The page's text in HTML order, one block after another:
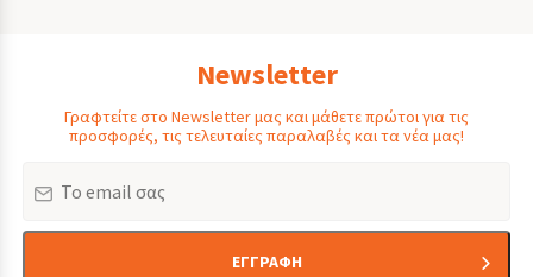
Newsletter
Γραφτείτε στο Newsletter μας και μάθετε πρώτοι για τις
προσφορές, τις τελευταίες παραλαβές και τα νέα μας!
ΕΓΓΡΑΦΗ